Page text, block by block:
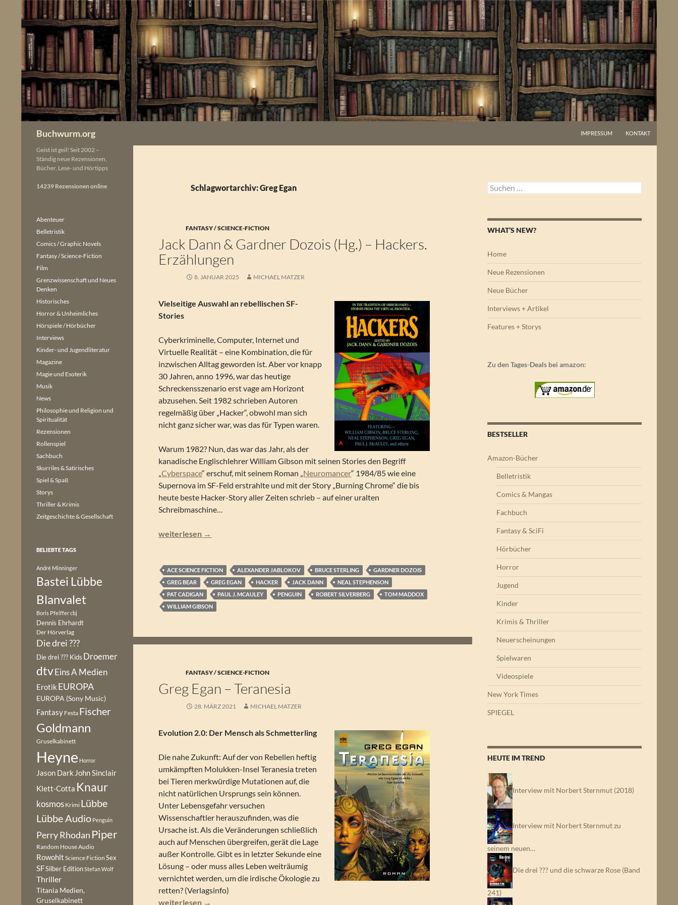
springen
Buchwurm.org IMPRESSUM KONTAKT
Schlagwortarchiv: Greg Egan
FANTASY / SCIENCE-FICTION
Jack Dann & Gardner Dozois (Hg.) – Hackers.
Erzählungen
8. JANUAR 2025 MICHAEL MATZER
Vielseitige Auswahl an rebellischen SF-
Stories
Cyberkriminelle, Computer, Internet und
Virtuelle Realität – eine Kombination, die für
inzwischen Alltag geworden ist. Aber vor knapp
30 Jahren, anno 1996, war das heutige
Schreckensszenario erst vage am Horizont
abzusehen. Seit 1982 schrieben Autoren
regelmäßig über „Hacker“, obwohl man sich
nicht ganz sicher war, was das für Typen waren.
Warum 1982? Nun, das war das Jahr, als der
kanadische Englischlehrer William Gibson mit seinen Stories den Begriff
„Cyberspace“ erschuf, mit seinem Roman „Neuromancer“ 1984/85 wie eine
Supernova im SF-Feld erstrahlte und mit der Story „Burning Chrome“ die bis
heute beste Hacker-Story aller Zeiten schrieb – auf einer uralten
Schreibmaschine…
Jack Dann & Gardner Dozois (Hg.) – Hackers. Erzählungen
weiterlesen →
ACE SCIENCE FICTION ALEXANDER JABLOKOV BRUCE STERLING
GARDNER DOZOIS
GREG BEAR
GREG EGAN HACKER JACK DANN
NEAL STEPHENSON
PAT CADIGAN
PAUL J. MCAULEY PENGUIN ROBERT SILVERBERG
TOM MADDOX
WILLIAM GIBSON
FANTASY / SCIENCE-FICTION
Greg Egan – Teranesia
28. MÄRZ 2021 MICHAEL MATZER
Evolution 2.0: Der Mensch als Schmetterling
Die nahe Zukunft: Auf der von Rebellen heftig
umkämpften Molukken-Insel Teranesia treten
bei Tieren merkwürdige Mutationen auf, die
nicht natürlichen Ursprungs sein können.
Unter Lebensgefahr versuchen
Wissenschaftler herauszufinden, was die
Ursache ist. Als die Veränderungen schließlich
auch auf Menschen übergreifen, gerät die Lage
außer Kontrolle. Gibt es in letzter Sekunde eine
Lösung – oder muss alles Leben weiträumig
vernichtet werden, um die irdische Ökologie zu
retten? (Verlagsinfo)
Greg Egan – Teranesia
weiterlesen →
Suchen
nach:
WHAT’S NEW?
Home
Neue Rezensionen
Neue Bücher
Interviews + Artikel
Features + Storys
Zu den Tages-Deals bei amazon:
BESTSELLER
Amazon-Bücher
Belletristik
Comics & Mangas
Fachbuch
Fantasy & SciFi
Hörbücher
Horror
Jugend
Kinder
Krimis & Thriller
Neuerscheinungen
Spielwaren
Videospiele
New York Times
SPIEGEL
HEUTE IM TREND
Interview mit Norbert Sternmut (2018)
Interview mit Norbert Sternmut zu
seinem neuen…
Die drei ??? und die schwarze Rose (Band
241)
Geist ist geil! Seit 2002 –
Ständig neue Rezensionen,
Bücher, Lese- und Hörtipps
14239 Rezensionen online
Abenteuer
Belletristik
Comics / Graphic Novels
Fantasy / Science-Fiction
Film
Grenzwissenschaft und Neues
Denken
Historisches
Horror & Unheimliches
Hörspiele / Hörbücher
Interviews
Kinder- und Jugendliteratur
Magazine
Magie und Esoterik
Musik
News
Philosophie und Religion und
Spiritualität
Rezensionen
Rollenspiel
Sachbuch
Skurriles & Satirisches
Spiel & Spaß
Storys
Thriller & Krimis
Zeitgeschichte & Gesellschaft
BELIEBTE TAGS
André Minninger
Bastei Lübbe
Blanvalet
Boris Pfeiffercbj
Dennis Ehrhardt
Der Hörverlag
Die drei ???
Die drei ??? Kids Droemer
dtvEins A Medien
Erotik EUROPA
EUROPA (Sony Music)
Fantasy Festa Fischer
Goldmann
Gruselkabinett
Heyne Horror
Jason Dark John Sinclair
Klett-Cotta Knaur
kosmos Krimi Lübbe
Lübbe Audio Penguin
Perry Rhodan Piper
Random House Audio
Rowohlt Science Fiction Sex
SFSilber EditionStefan Wolf
Thriller
Titania Medien,
Gruselkabinett